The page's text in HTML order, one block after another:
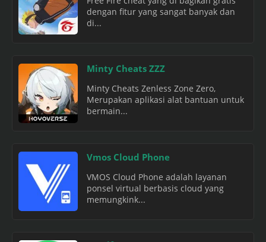
dengan fitur yang sangat banyak dan
di...
Minty Cheats ZZZ
Minty Cheats Zenless Zone Zero,
Merupakan aplikasi alat bantuan untuk
bermain...
Vmos Cloud Phone
VMOS Cloud Phone adalah layanan
ponsel virtual berbasis cloud yang
memungkink...